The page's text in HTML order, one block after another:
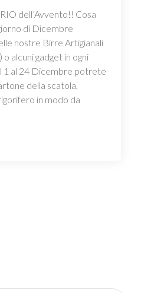
dell’Avvento!! Cosa
di Dicembre
nostre Birre Artigianali
alcuni gadget in ogni
1 al 24 Dicembre potrete
della scatola,
in modo da